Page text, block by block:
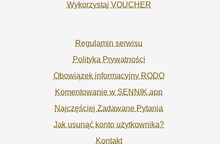
Wykorzystaj VOUCHER
Regulamin serwisu
Polityka Prywatności
Obowiązek informacyjny RODO
Komentowanie w SENNIK.app
Najczęściej Zadawane Pytania
Jak usunąć konto użytkownika?
Kontakt